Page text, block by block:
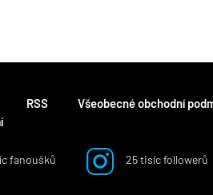
RSS Všeobecné obchodní
fanoušků 25 tisíc followerů